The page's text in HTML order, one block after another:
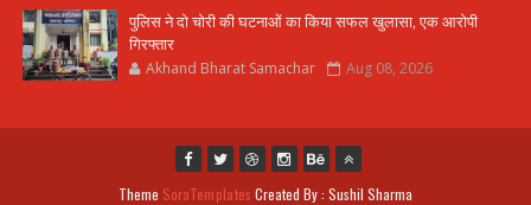
पुलिस ने दो चोरी की घटनाओं का किया सफल खुलासा, एक आरोपी
गिरफ्तार
Akhand Bharat Samachar Aug 08, 2026
Theme SoraTemplates Created By : Sushil Sharma